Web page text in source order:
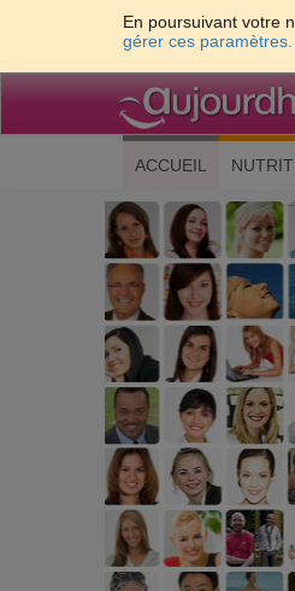
En poursuivant votre
gérer ces paramètres.
ACCUEIL (current)